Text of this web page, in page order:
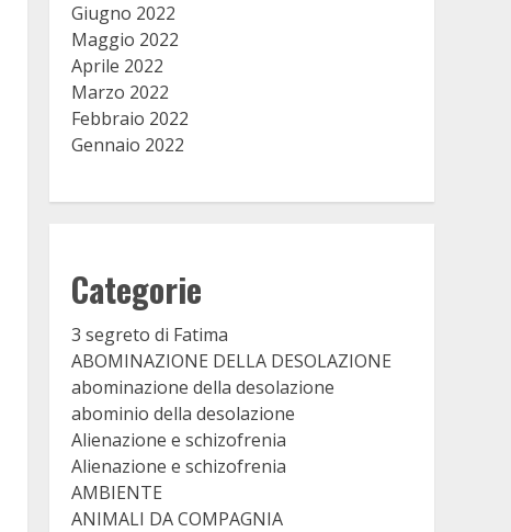
Giugno 2022
Maggio 2022
Aprile 2022
Marzo 2022
Febbraio 2022
Gennaio 2022
Categorie
3 segreto di Fatima
ABOMINAZIONE DELLA DESOLAZIONE
abominazione della desolazione
abominio della desolazione
Alienazione e schizofrenia
Alienazione e schizofrenia
AMBIENTE
ANIMALI DA COMPAGNIA